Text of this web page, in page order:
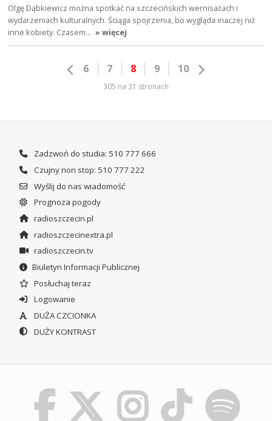
Olgę Dąbkiewicz można spotkać na szczecińskich wernisażach i
wydarzeniach kulturalnych. Ściąga spojrzenia, bo wygląda inaczej niż
inne kobiety. Czasem… » więcej
6 7 8 9 10
305 na 31 stronach
Zadzwoń do studia: 510 777 666
Czujny non stop: 510 777 222
Wyślij do nas wiadomość
Prognoza pogody
radioszczecin.pl
radioszczecinextra.pl
radioszczecin.tv
Biuletyn Informacji Publicznej
Posłuchaj teraz
Logowanie
DUŻA CZCIONKA
DUŻY KONTRAST